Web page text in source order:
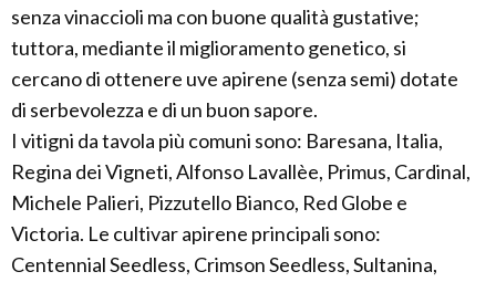
senza vinaccioli ma con buone qualità gustative;
tuttora, mediante il miglioramento genetico, si
cercano di ottenere uve apirene (senza semi) dotate
di serbevolezza e di un buon sapore.
I vitigni da tavola più comuni sono: Baresana, Italia,
Regina dei Vigneti, Alfonso Lavallèe, Primus, Cardinal,
Michele Palieri, Pizzutello Bianco, Red Globe e
Victoria. Le cultivar apirene principali sono:
Centennial Seedless, Crimson Seedless, Sultanina,